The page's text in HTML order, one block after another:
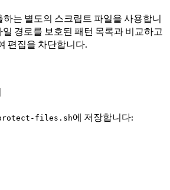
는 별도의 스크립트 파일을 사용합니
경로를 보호된 패턴 목록과 비교하고
편집을 차단합니다.
files.sh에 저장합니다: